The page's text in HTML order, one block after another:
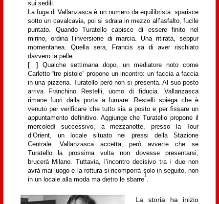
sui sedili.
La fuga di Vallanzasca è un numero da equilibrista: sparisce
sotto un cavalcavia, poi si sdraia in mezzo all’asfalto, fucile
puntato. Quando Turatello capisce di essere finito nel
mirino, ordina l’inversione di marcia. Una ritirata, seppur
momentanea. Quella sera, Francis sa di aver rischiato
davvero la pelle.
[…] Qualche settimana dopo, un mediatore noto come
Carletto “tre pistole” propone un incontro: un faccia a faccia
in una pizzeria. Turatello però non si presenta. Al suo posto
arriva Franchino Restelli, uomo di fiducia. Vallanzasca
rimane fuori dalla porta a fumare. Restelli spiega che è
venuto per verificare che tutto sia a posto e per fissare un
appuntamento definitivo. Aggiunge che Turatello propone il
mercoledì successivo, a mezzanotte, presso la Tour
d’Orient, un locale situato nei pressi della Stazione
Centrale. Vallanzasca accetta, però avverte che se
Turatello la prossima volta non dovesse presentarsi,
brucerà Milano. Tuttavia, l’incontro decisivo tra i due non
avrà mai luogo e la rottura si ricomporrà solo in seguito, non
in un locale alla moda ma dietro le sbarre
1
La storia ha inizio